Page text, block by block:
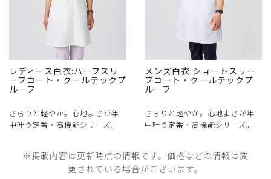
レディース白衣:ハーフスリ
ーブコート・クールテックプ
ルーフ
さらりと軽やか。心地よさが年
中叶う定番・高機能シリーズ。
メンズ白衣:ショートスリー
ブコート・クールテックプ
ルーフ
さらりと軽やか。心地よさが年
中叶う定番・高機能シリーズ。
※掲載内容は更新時点の情報です。価格などの情報は変
更されている場合がございます。